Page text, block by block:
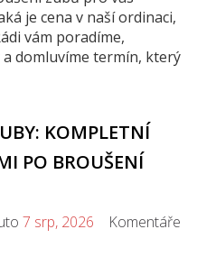
je cena v naší ordinaci,
vám poradíme,
domluvíme termín, který
KOMPLETNÍ
PO BROUŠENÍ
7 srp, 2026 Komentáře